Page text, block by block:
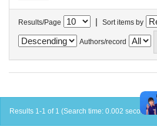
Results/Page | Sort items by
Authors/record
Results 1-1 of 1 (Search time: 0.002 seconds).